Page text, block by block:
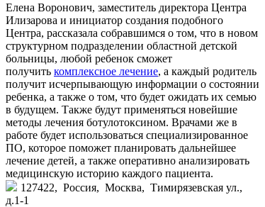
Елена Воронович, заместитель директора Центра
Илизарова и инициатор создания подобного
Центра, рассказала собравшимся о том, что в новом
структурном подразделении областной детской
больницы, любой ребенок сможет
получить комплексное лечение, а каждый родитель
получит исчерпывающую информации о состоянии
ребенка, а также о том, что будет ожидать их семью
в будущем. Также будут применяться новейшие
методы лечения ботулотоксином. Врачами же в
работе будет использоваться специализированное
ПО, которое поможет планировать дальнейшее
лечение детей, а также оперативно анализировать
медицинскую историю каждого пациента.
127422, Россия, Москва, Тимирязевская ул.,
д.1-1